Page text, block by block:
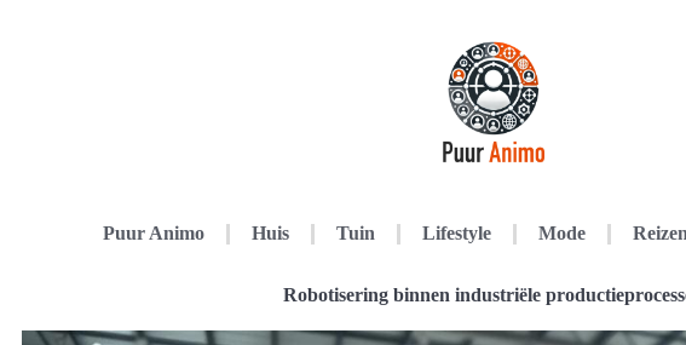
Puur Animo Huis Tuin Lifestyle Mode Reizen
Robotisering binnen industriële